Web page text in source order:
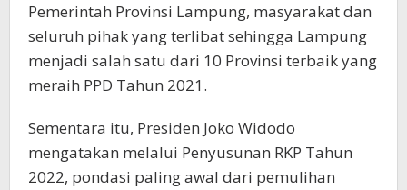
Pemerintah Provinsi Lampung, masyarakat dan
seluruh pihak yang terlibat sehingga Lampung
menjadi salah satu dari 10 Provinsi terbaik yang
meraih PPD Tahun 2021.
Sementara itu, Presiden Joko Widodo
mengatakan melalui Penyusunan RKP Tahun
2022, pondasi paling awal dari pemulihan